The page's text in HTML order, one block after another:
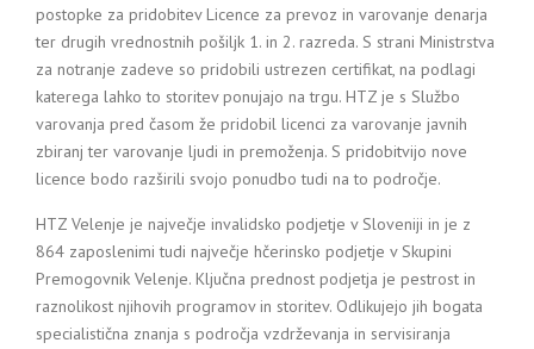
postopke za pridobitev Licence za prevoz in varovanje denarja
ter drugih vrednostnih pošiljk 1. in 2. razreda. S strani Ministrstva
za notranje zadeve so pridobili ustrezen certifikat, na podlagi
katerega lahko to storitev ponujajo na trgu. HTZ je s Službo
varovanja pred časom že pridobil licenci za varovanje javnih
zbiranj ter varovanje ljudi in premoženja. S pridobitvijo nove
licence bodo razširili svojo ponudbo tudi na to področje.
HTZ Velenje je največje invalidsko podjetje v Sloveniji in je z
864 zaposlenimi tudi največje hčerinsko podjetje v Skupini
Premogovnik Velenje. Ključna prednost podjetja je pestrost in
raznolikost njihovih programov in storitev. Odlikujejo jih bogata
specialistična znanja s področja vzdrževanja in servisiranja